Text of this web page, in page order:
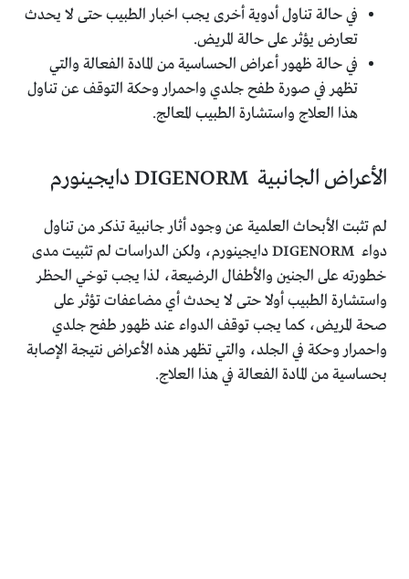
في حالة تناول أدوية أخرى يجب اخبار الطبيب حتى لا يحدث
تعارض يؤثر على حالة المريض.
في حالة ظهور أعراض الحساسية من المادة الفعالة والتي
تظهر في صورة طفح جلدي واحمرار وحكة التوقف عن تناول
هذا العلاج واستشارة الطبيب المعالج.
الأعراض الجانبية DIGENORM دايجينورم
لم تثبت الأبحاث العلمية عن وجود أثار جانبية تذكر من تناول
دواء DIGENORM دايجينورم، ولكن الدراسات لم تثبيت مدى
خطورته على الجنين والأطفال الرضيعة، لذا يجب توخي الحظر
واستشارة الطبيب أولا حتى لا يحدث أي مضاعفات تؤثر على
صحة المريض، كما يجب توقف الدواء عند ظهور طفح جلدي
واحمرار وحكة في الجلد، والتي تظهر هذه الأعراض نتيجة الإصابة
بحساسية من المادة الفعالة في هذا العلاج.